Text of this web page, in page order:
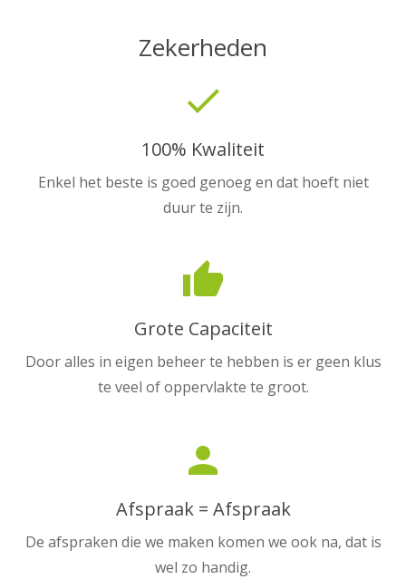
Zekerheden
done
100% Kwaliteit
Enkel het beste is goed genoeg en dat hoeft niet
duur te zijn.
thumb_up
Grote Capaciteit
Door alles in eigen beheer te hebben is er geen klus
te veel of oppervlakte te groot.
person
Afspraak = Afspraak
De afspraken die we maken komen we ook na, dat is
wel zo handig.